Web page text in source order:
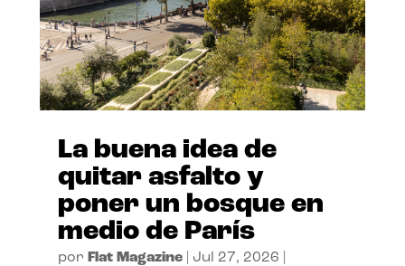
La buena idea de
quitar asfalto y
poner un bosque en
medio de París
por Flat Magazine| Jul 27, 2026